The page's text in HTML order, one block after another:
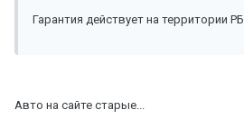
Гарантия действует на территории РБ
Авто на сайте старые...